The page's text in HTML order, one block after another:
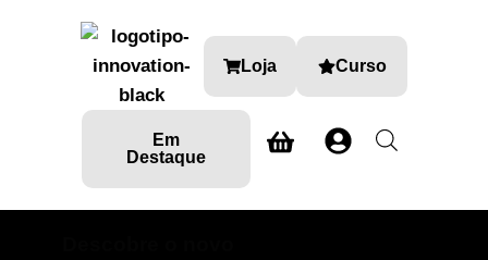
Loja Curso
Em
Destaque